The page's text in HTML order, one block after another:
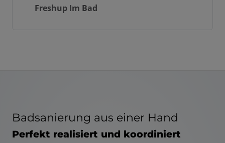
Freshup Im Bad
Badsanierung aus einer Hand
Perfekt realisiert und koordiniert